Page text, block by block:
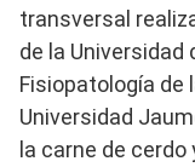
transversal
de la Universidad
Fisiopatología de
Universidad
la carne de cerdo